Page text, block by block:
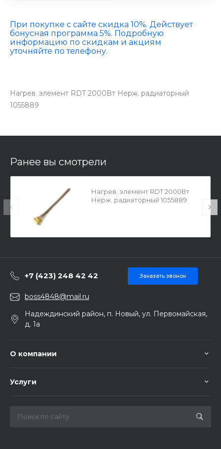
При покупке с сайте скидка 10%. Действует
бонусная программа 5%. Подробную
информацию по скидкам и акциям
уточняйте по телефону.
Нагрев. элемент RDT 2000Вт Нерж. радиаторный
1055889
Ранее вы смотрели
Нагрев. элемент RDT 2000Вт
Нерж. радиаторный 1055889
+7 (423) 248 42 42 Заказать звонок
boss4848@mail.ru
Надеждинский район, п. Новый, ул. Первомайская,
д. 1а
О компании
Услуги